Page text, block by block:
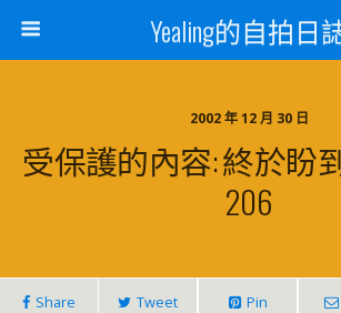
Yealing的自拍日
2002 年 12 月 30 日
受保護的內容: 終於盼
206
Share Tweet Pin